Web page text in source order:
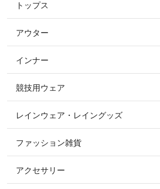
すべてのキュロット
フルグリップ・尻革 キュロット
ニーグリップ・膝革 キュロット
トップス
すべてのトップス
ポロシャツ
カットソー・Tシャツ・タンクトップ
ニット・セーター
アウター
すべてのアウター
コート
ジャケット・ブルゾン
インナー
競技用ウェア
すべての競技用ウェア
ショージャケット
ショーシャツ
レインウェア・レイングッズ
ファッション雑貨
すべてのファッション雑貨
アクセサリー